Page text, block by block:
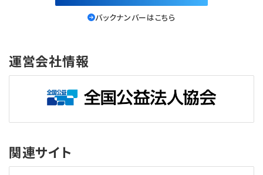
バックナンバーはこちら
運営会社情報
関連サイト